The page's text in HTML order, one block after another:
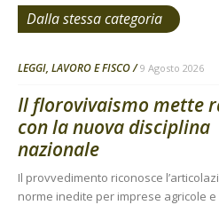
Dalla stessa categoria
LEGGI, LAVORO E FISCO 9 Agosto 2026
Il florovivaismo mette
con la nuova disciplina
nazionale
Il provvedimento riconosce
norme inedite per imprese agricole